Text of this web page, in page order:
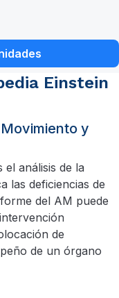
Einstein
y
el análisis de la
las deficiencias de
del AM puede
de
de un órgano